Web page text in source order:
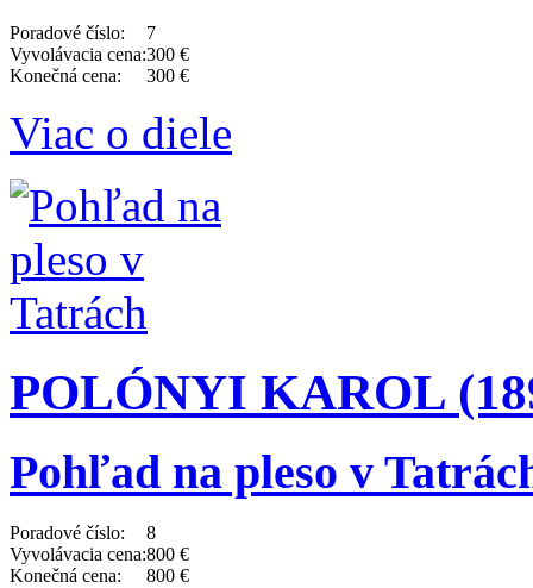
Poradové číslo:
7
Vyvolávacia cena:300 €
Konečná cena:
300 €
Viac o diele
POLÓNYI KAROL
Pohľad na pleso v
Poradové číslo:
8
Vyvolávacia cena:800 €
Konečná cena:
800 €